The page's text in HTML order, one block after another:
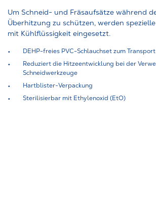
Um Schneid- und Fräsaufsätze während
Überhitzung zu schützen, werden
mit Kühlflüssigkeit eingesetzt.
DEHP-freies PVC-Schlauchset zum
Reduziert die Hitzeentwicklung bei der
Schneidwerkzeuge
Hartblister-Verpackung
Sterilisierbar mit Ethylenoxid (EtO)